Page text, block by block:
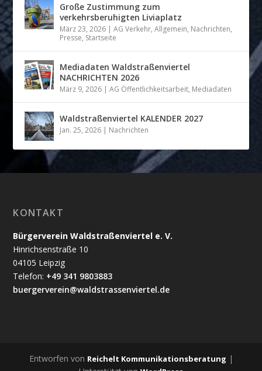
Große Zustimmung zum
verkehrsberuhigten Liviaplatz
März 23, 2026 |AG Verkehr,Allgemein, Nachrichten,
Presse, Startseite
Mediadaten Waldstraßenviertel
NACHRICHTEN 2026
März 9, 2026 |AG Öffentlichkeitsarbeit, Mediadaten
Waldstraßenviertel KALENDER 2027
Jan. 25, 2026 | Nachrichten
KONTAKT
Bürgerverein Waldstraßenviertel e. V.
Hinrichsenstraße 10
04105 Leipzig
Telefon: +49 341 9803883
buergerverein@waldstrassenviertel.de
Entworfen von Reichelt Kommunikationsberatung |